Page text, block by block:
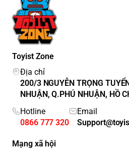
Toyist Zone
Địa chỉ
200/3 NGUYỄN TRỌNG
NHUẬN, Q.PHÚ NHUẬN, HỒ
Hotline
0866 777 320
Email
Mạng xã hội